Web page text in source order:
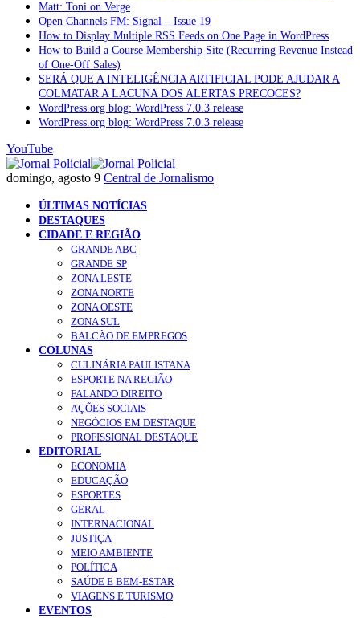
Matt: Toni on Verge
Open Channels FM: Signal – Issue 19
How to Display Multiple RSS Feeds on One Page in WordPress
How to Build a Course Membership Site (Recurring Revenue Instead
of One-Off Sales)
SERÁ QUE A INTELIGÊNCIA ARTIFICIAL PODE AJUDAR A
COLMATAR A LACUNA DOS ALERTAS PRECOCES?
WordPress.org blog: WordPress 7.0.3 release
WordPress.org blog: WordPress 7.0.3 release
YouTube
domingo, agosto 9 Central de Jornalismo
ÚLTIMAS NOTÍCIAS
DESTAQUES
CIDADE E REGIÃO
GRANDE ABC
GRANDE SP
ZONA LESTE
ZONA NORTE
ZONA OESTE
ZONA SUL
BALCÃO DE EMPREGOS
COLUNAS
CULINÁRIA PAULISTANA
ESPORTE NA REGIÃO
FALANDO DIREITO
AÇÕES SOCIAIS
NEGÓCIOS EM DESTAQUE
PROFISSIONAL DESTAQUE
EDITORIAL
ECONOMIA
EDUCAÇÃO
ESPORTES
GERAL
INTERNACIONAL
JUSTIÇA
MEIO AMBIENTE
POLÍTICA
SAÚDE E BEM-ESTAR
VIAGENS E TURISMO
EVENTOS